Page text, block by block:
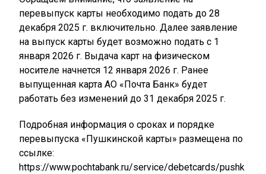
перевыпуск карты необходимо подать до 28
декабря 2025 г. включительно. Далее заявление
на выпуск карты будет возможно подать с 1
января 2026 г. Выдача карт на физическом
носителе начнется 12 января 2026 г. Ранее
выпущенная карта АО «Почта Банк» будет
работать без изменений до 31 декабря 2025 г.
Подробная информация о сроках и порядке
перевыпуска «Пушкинской карты» размещена по
ссылке:
https://www.pochtabank.ru/service/debetcards/pushk